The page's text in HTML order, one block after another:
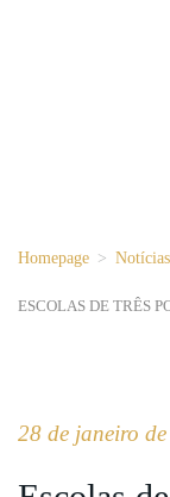
Homepage > Notícias
ESCOLAS DE TRÊS
28 de janeiro